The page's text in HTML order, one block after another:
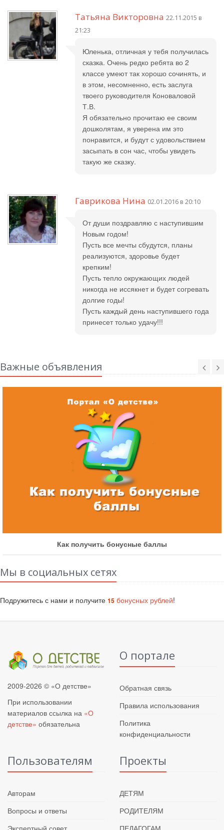
Татьяна Викторовна 22.11.2015 в
21:23
Юленька, отличная у тебя получилась
сказка. Очень редко ребята во 2
классе умеют так хорошо сочинять, и
в этом, несомненно, есть заслуга
твоего руководителя Коноваловой
Т.В.
Я обязательно прочитаю ее своим
дошколятам, я уверена им это
понравится, и будут с удовольствием
засыпать в сон час, чтобы увидеть
такую же сказку.
Гаврикова Нина 02.01.2016 в 20:10
От души поздравляю с наступившим
Новым годом!
Пусть все мечты сбудутся, планы
реализуются, здоровье будет
крепким!
Пусть тепло окружающих людей
никогда не иссякнет и будет согревать
долгие годы!
Пусть каждый день наступившего года
принесет только удачу!!!
Важные объявления
Как получить бонусные баллы
Мы в социальных сетях
Подружитесь с нами и получите 15 бонусных рублей!
2009-2026 © «О детстве»
При использовании
материалов ссылка на «О
детстве» обязательна
О портале
Обратная связь
Правила использования
Политика
конфиденциальности
Пользователям
Авторам
Вопросы и ответы
Экспертный совет
Проекты
ДЕТЯМ
РОДИТЕЛЯМ
ПЕДАГОГАМ